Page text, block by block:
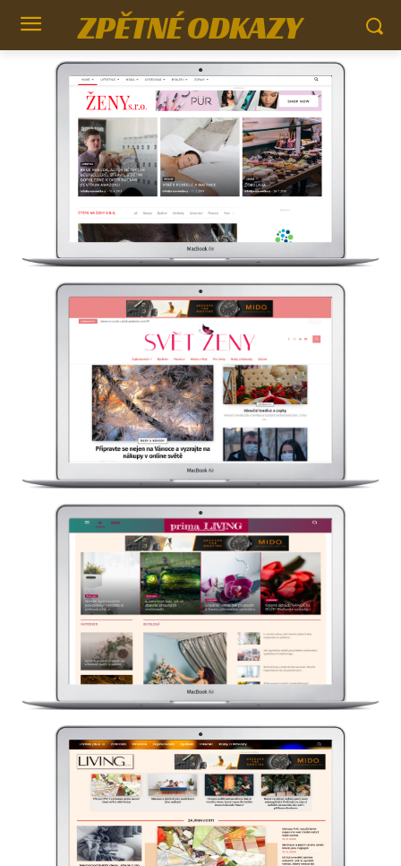
ZPĚTNÉ ODKAZY